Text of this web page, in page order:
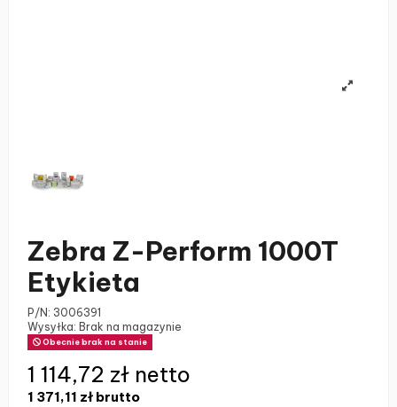
Zebra Z-Perform 1000T
Etykieta
P/N: 3006391
Wysyłka: Brak na magazynie
Obecnie brak na stanie
1 371,11 zł brutto
1 114,72 zł netto